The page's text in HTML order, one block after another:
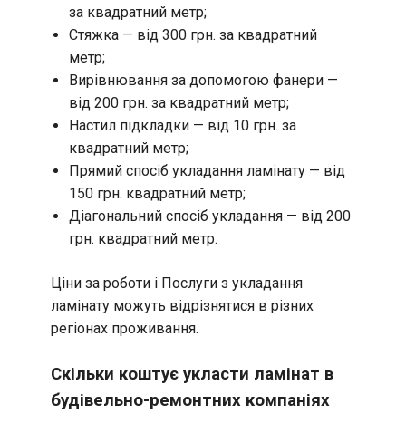
за квадратний метр;
Стяжка — від 300 грн. за квадратний
метр;
Вирівнювання за допомогою фанери —
від 200 грн. за квадратний метр;
Настил підкладки — від 10 грн. за
квадратний метр;
Прямий спосіб укладання ламінату — від
150 грн. квадратний метр;
Діагональний спосіб укладання — від 200
грн. квадратний метр.
Ціни за роботи і Послуги з укладання
ламінату можуть відрізнятися в різних
регіонах проживання.
Скільки коштує укласти ламінат в
будівельно-ремонтних компаніях